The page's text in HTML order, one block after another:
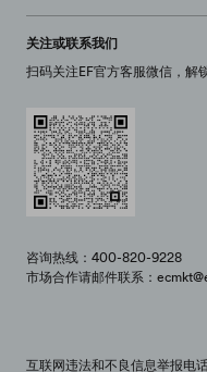
关注或联系我们
扫码关注EF官方客服微信，解
咨询热线：400-820-9228
市场合作请邮件联系：
互联网违法和不良信息举报电